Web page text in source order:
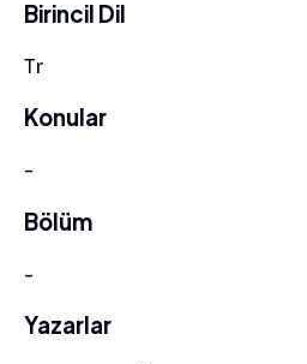
Birincil Dil
Tr
Konular
-
Bölüm
-
Yazarlar